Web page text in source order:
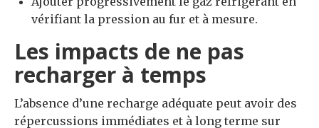
vérifiant la pression au fur et à mesure.
Les impacts de ne pas
recharger à temps
L’absence d’une recharge adéquate peut avoir des
répercussions immédiates et à long terme sur